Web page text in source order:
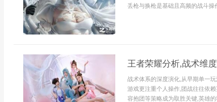
丢枪与换枪是基础且高频的战斗
王者荣耀分析,战术维
战术体系的深度演化,从早期单一
游戏更注重个人操作,团战往往依
容抱团等策略成为取胜关键,英雄